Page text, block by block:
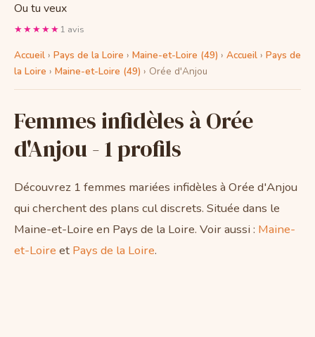
Accueil › Pays de la Loire › Maine-et-Loire (49) › Accueil › Pays de
la Loire › Maine-et-Loire (49) › Orée d'Anjou
Femmes infidèles à Orée
d'Anjou - 1 profils
Découvrez 1 femmes mariées infidèles à Orée d'Anjou
qui cherchent des plans cul discrets. Située dans le
Maine-et-Loire en Pays de la Loire. Voir aussi : Maine-
et-Loire et Pays de la Loire.
Ou tu veux
★★★★★ 1 avis